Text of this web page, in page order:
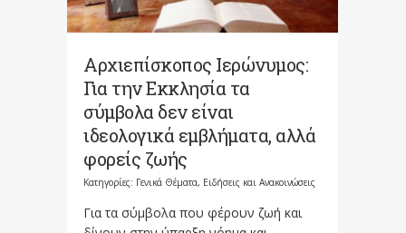
Αρχιεπίσκοπος Ιερώνυμος:
Για την Εκκλησία τα
σύμβολα δεν είναι
ιδεολογικά εμβλήματα, αλλά
φορείς ζωής
Κατηγορίες: Γενικά Θέματα, Ειδήσεις και Ανακοινώσεις
Για τα σύμβολα που φέρουν ζωή και